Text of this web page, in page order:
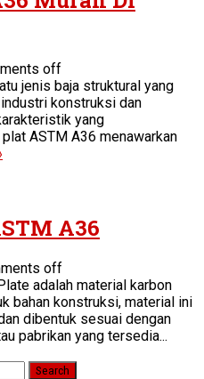
off
jenis baja struktural yang
konstruksi dan
yang
ASTM A36 menawarkan
A36
off
adalah material karbon
bahan konstruksi, material ini
dibentuk sesuai dengan
pabrikan yang tersedia...